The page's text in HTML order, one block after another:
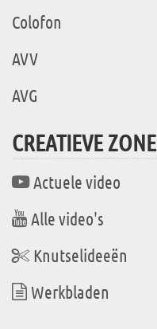
Colofon
AVV
AVG
CREATIEVE ZONE
Actuele video
Alle video's
Knutselideeën
Werkbladen